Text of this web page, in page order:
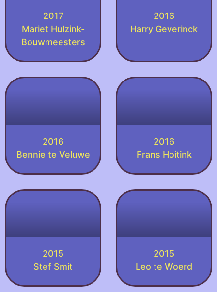
2017
Mariet Hulzink-
Bouwmeesters
2016
Harry Geverinck
2016
Bennie te Veluwe
2016
Frans Hoitink
2015
Stef Smit
2015
Leo te Woerd